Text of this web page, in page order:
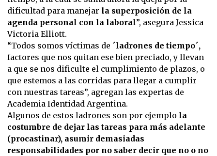
dificultad para manejar la superposición de la
agenda personal con la laboral”, asegura Jessica
Victoria Elliott.
“Todos somos víctimas de ´ladrones de tiempo´,
factores que nos quitan ese bien preciado, y llevan
a que se nos dificulte el cumplimiento de plazos, o
que estemos a las corridas para llegar a cumplir
con nuestras tareas”, agregan las expertas de
Academia Identidad Argentina.
Algunos de estos ladrones son por ejemplo la
costumbre de dejar las tareas para más adelante
(procastinar), asumir demasiadas
responsabilidades por no saber decir que no o no